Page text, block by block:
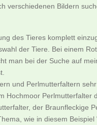
verschiedenen Bildern
des Tieres komplett
der Tiere. Bei einem
man bei der Suche auf
und Perlmutterfaltern
Hochmoor
der Braunfleckige
wie in diesem